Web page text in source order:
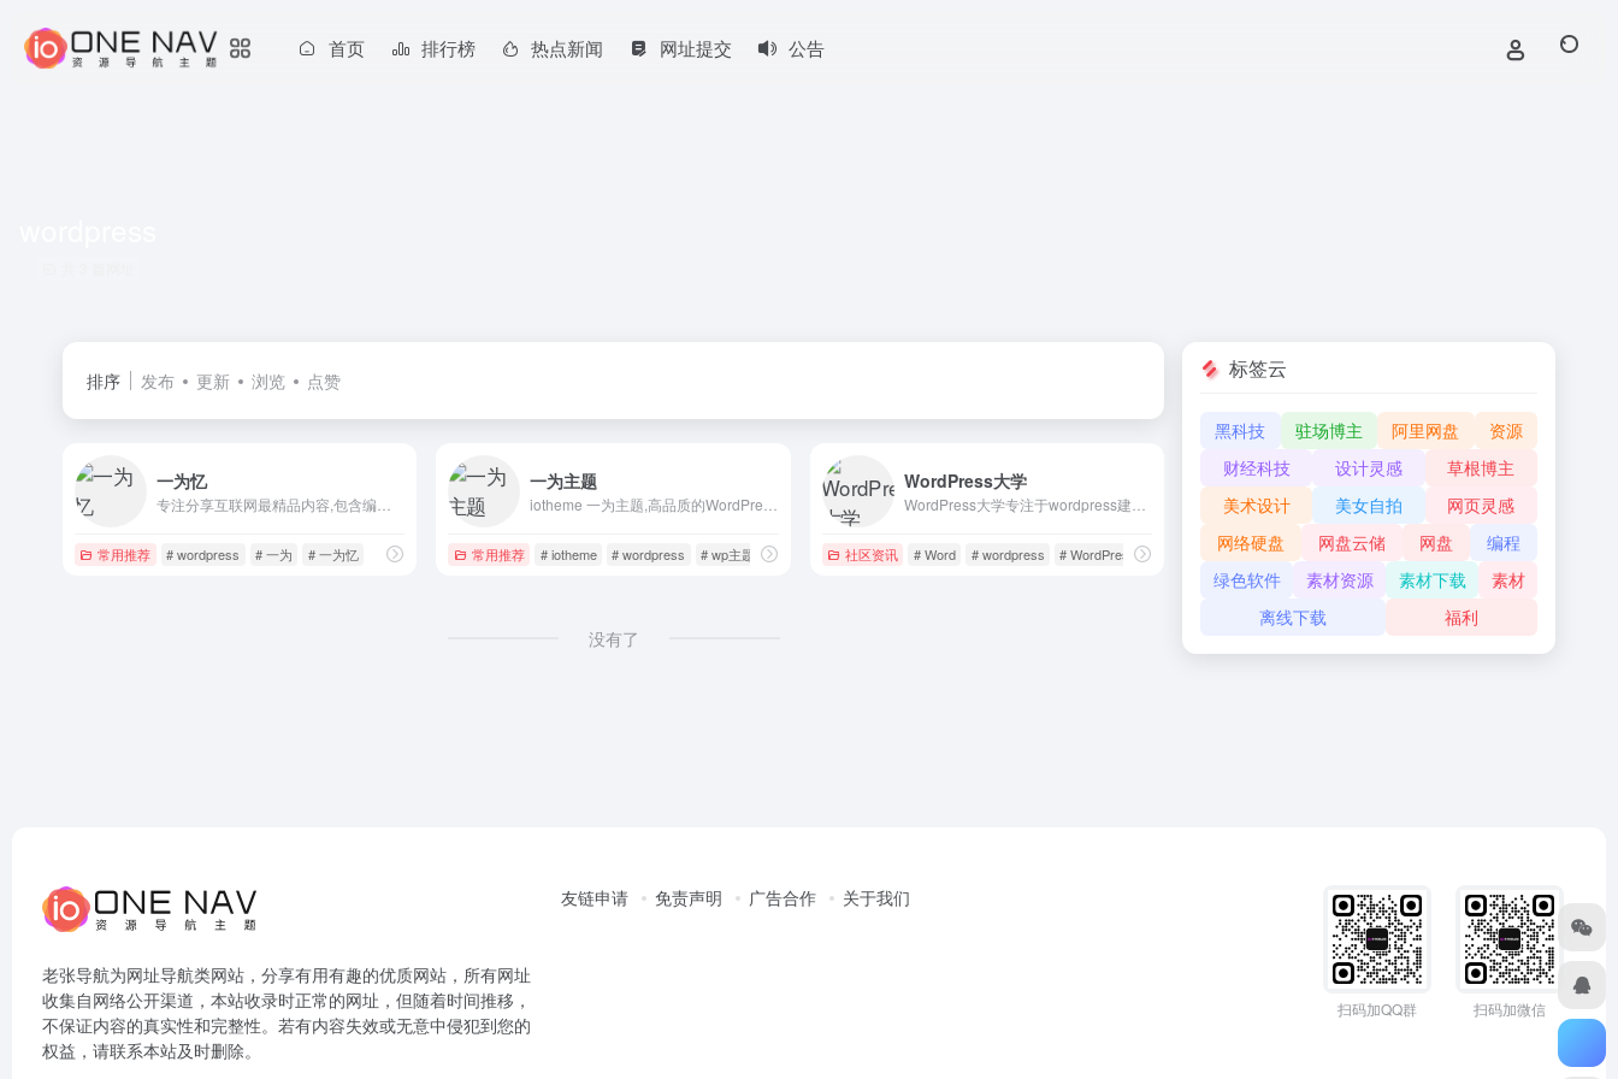
首页 排行榜 热点新闻 网址提交 公告
排序 发布 更新 浏览 点赞
一为忆
常用推荐 # wordpress # 一为 # 一为忆
一为主题
常用推荐 # iotheme # wordpress # wp主题
WordPress大学
社区资讯 # Word # wordpress # WordPress主题
没有了
标签云
黑科技 驻场博主 阿里网盘
资源
财经科技
设计灵感
草根博主
美术设计
美女自拍
网页灵感
网络硬盘
网盘云储 网盘
编程
绿色软件
素材资源 素材下载
素材
离线下载
福利
老张导航为网址导航类网站，分享有用有趣的优质网站，所有网址
收集自网络公开渠道，本站收录时正常的网址，但随着时间推移，
不保证内容的真实性和完整性。若有内容失效或无意中侵犯到您的
权益，请联系本站及时删除。
友链申请 免责声明 广告合作 关于我们
扫码加QQ群 扫码加微信